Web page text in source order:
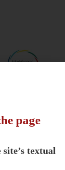
page
textual